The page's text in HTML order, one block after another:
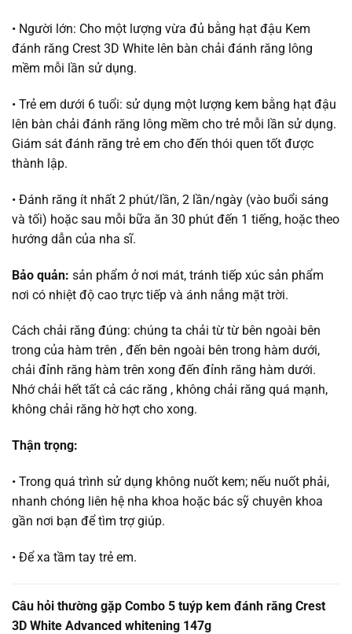
• Người lớn: Cho một lượng vừa đủ bằng hạt đậu Kem
đánh răng Crest 3D White lên bàn chải đánh răng lông
mềm mỗi lần sử dụng.
• Trẻ em dưới 6 tuổi: sử dụng một lượng kem bằng hạt đậu
lên bàn chải đánh răng lông mềm cho trẻ mỗi lần sử dụng.
Giám sát đánh răng trẻ em cho đến thói quen tốt được
thành lập.
• Đánh răng ít nhất 2 phút/lần, 2 lần/ngày (vào buổi sáng
và tối) hoặc sau mỗi bữa ăn 30 phút đến 1 tiếng, hoặc theo
hướng dẫn của nha sĩ.
Bảo quản: sản phẩm ở nơi mát, tránh tiếp xúc sản phẩm
nơi có nhiệt độ cao trực tiếp và ánh nắng mặt trời.
Cách chải răng đúng: chúng ta chải từ từ bên ngoài bên
trong của hàm trên , đến bên ngoài bên trong hàm dưới,
chải đỉnh răng hàm trên xong đến đỉnh răng hàm dưới.
Nhớ chải hết tất cả các răng , không chải răng quá mạnh,
không chải răng hờ hợt cho xong.
Thận trọng:
• Trong quá trình sử dụng không nuốt kem; nếu nuốt phải,
nhanh chóng liên hệ nha khoa hoặc bác sỹ chuyên khoa
gần nơi bạn để tìm trợ giúp.
• Để xa tầm tay trẻ em.
Câu hỏi thường gặp Combo 5 tuýp kem đánh răng Crest
3D White Advanced whitening 147g